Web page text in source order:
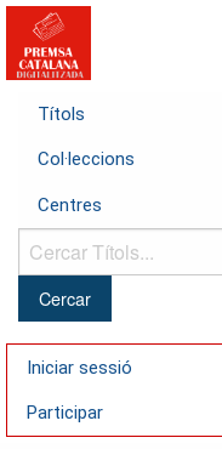
Títols
Col·leccions
Centres
Cercar
Títols...
Iniciar sessió
Participar